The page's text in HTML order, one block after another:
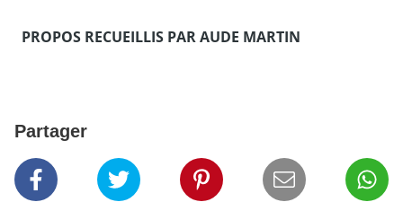
PROPOS RECUEILLIS PAR AUDE MARTIN
Partager